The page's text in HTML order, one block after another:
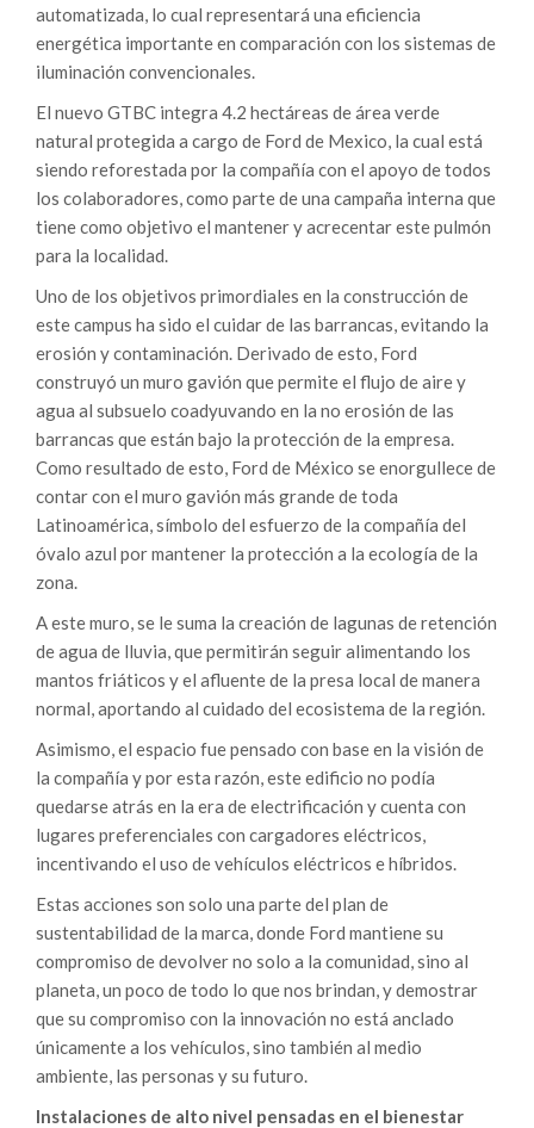
automatizada, lo cual representará una eficiencia
energética importante en comparación con los sistemas de
iluminación convencionales.
El nuevo GTBC integra 4.2 hectáreas de área verde
natural protegida a cargo de Ford de Mexico, la cual está
siendo reforestada por la compañía con el apoyo de todos
los colaboradores, como parte de una campaña interna que
tiene como objetivo el mantener y acrecentar este pulmón
para la localidad.
Uno de los objetivos primordiales en la construcción de
este campus ha sido el cuidar de las barrancas, evitando la
erosión y contaminación. Derivado de esto, Ford
construyó un muro gavión que permite el flujo de aire y
agua al subsuelo coadyuvando en la no erosión de las
barrancas que están bajo la protección de la empresa.
Como resultado de esto, Ford de México se enorgullece de
contar con el muro gavión más grande de toda
Latinoamérica, símbolo del esfuerzo de la compañía del
óvalo azul por mantener la protección a la ecología de la
zona.
A este muro, se le suma la creación de lagunas de retención
de agua de lluvia, que permitirán seguir alimentando los
mantos friáticos y el afluente de la presa local de manera
normal, aportando al cuidado del ecosistema de la región.
Asimismo, el espacio fue pensado con base en la visión de
la compañía y por esta razón, este edificio no podía
quedarse atrás en la era de electrificación y cuenta con
lugares preferenciales con cargadores eléctricos,
incentivando el uso de vehículos eléctricos e híbridos.
Estas acciones son solo una parte del plan de
sustentabilidad de la marca, donde Ford mantiene su
compromiso de devolver no solo a la comunidad, sino al
planeta, un poco de todo lo que nos brindan, y demostrar
que su compromiso con la innovación no está anclado
únicamente a los vehículos, sino también al medio
ambiente, las personas y su futuro.
Instalaciones de alto nivel pensadas en el bienestar